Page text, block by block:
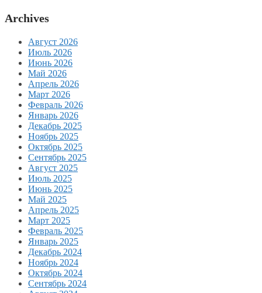
Archives
Август 2026
Июль 2026
Июнь 2026
Май 2026
Апрель 2026
Март 2026
Февраль 2026
Январь 2026
Декабрь 2025
Ноябрь 2025
Октябрь 2025
Сентябрь 2025
Август 2025
Июль 2025
Июнь 2025
Май 2025
Апрель 2025
Март 2025
Февраль 2025
Январь 2025
Декабрь 2024
Ноябрь 2024
Октябрь 2024
Сентябрь 2024